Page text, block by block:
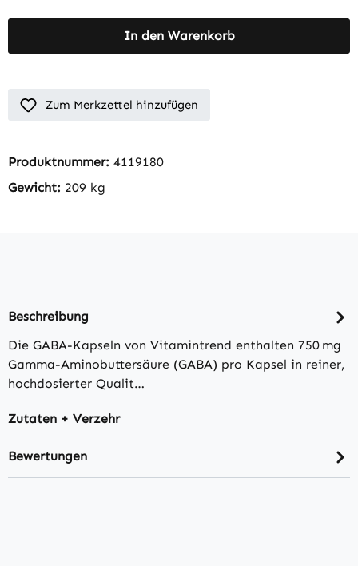
In den Warenkorb
Zum Merkzettel hinzufügen
Produktnummer: 4119180
Gewicht: 209 kg
Beschreibung
Die GABA-Kapseln von Vitamintrend enthalten 750 mg
Gamma-Aminobuttersäure (GABA) pro Kapsel in reiner,
hochdosierter Qualit…
Zutaten + Verzehr
Bewertungen